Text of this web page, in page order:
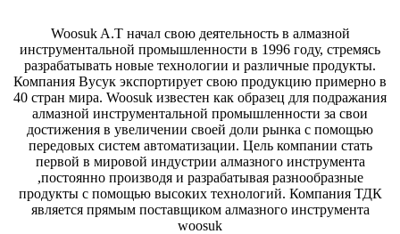
Woosuk A.T начал свою деятельность в алмазной
инструментальной промышленности в 1996 году, стремясь
разрабатывать новые технологии и различные продукты.
Компания Вусук экспортирует свою продукцию примерно в
40 стран мира. Woosuk известен как образец для подражания
алмазной инструментальной промышленности за свои
достижения в увеличении своей доли рынка с помощью
передовых систем автоматизации. Цель компании стать
первой в мировой индустрии алмазного инструмента
,постоянно производя и разрабатывая разнообразные
продукты с помощью высоких технологий. Компания ТДК
является прямым поставщиком алмазного инструмента
woosuk